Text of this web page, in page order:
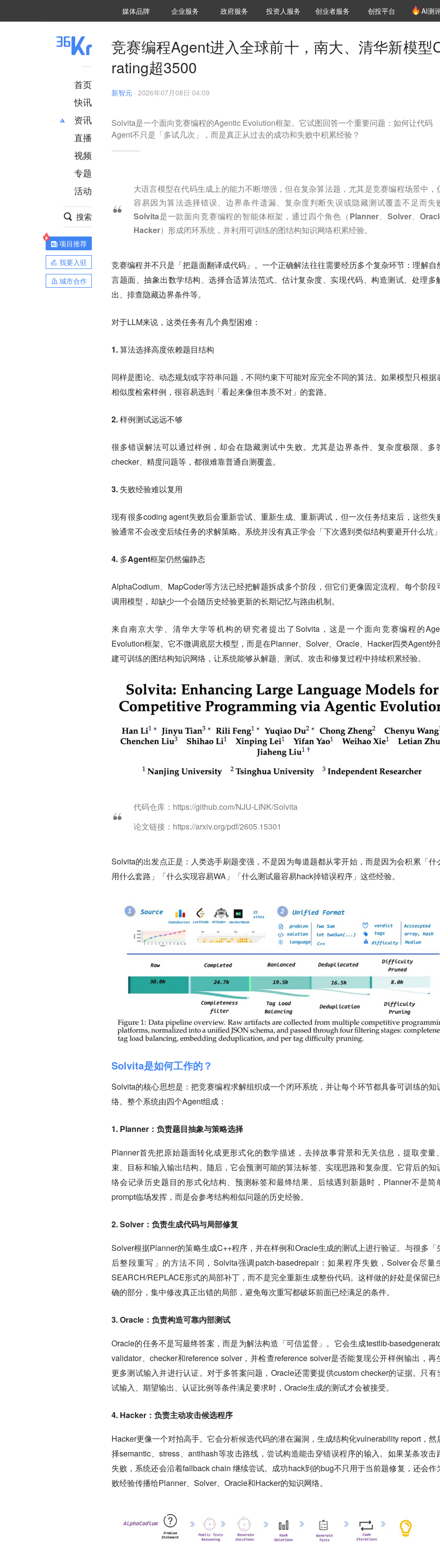
媒体品牌 36Kr研究院
企业服务 城市之窗
政府服务 VClub投资机构库
投资机构职位推介
投资人服务 创投氪堂
创业者服务 创投平台 AI测
首页
快讯
资讯
推荐
财经
项目推荐
安徽
直播
视频
专题
活动
搜索
项目推荐
我要入驻
城市合作
竞赛编程Agent进入全球前十，南大、清华新模型
rating超3500
新智元 · 2026年07月08日 04:09
Solvita是一个面向竞赛编程的Agentic Evolution框架。它试图回答一个重要问题：如何让代码
Agent不只是「多试几次」，而是真正从过去的成功和失败中积累经验？
大语言模型在代码生成上的能力不断增强，但在复杂算法题，尤其是竞赛编程场景中，
容易因为算法选择错误、边界条件遗漏、复杂度判断失误或隐藏测试覆盖不足而失
Solvita是一款面向竞赛编程的智能体框架，通过四个角色（Planner、Solver、
Hacker）形成闭环系统，并利用可训练的图结构知识网络积累经验。
竞赛编程并不只是「把题面翻译成代码」。一个正确解法往往需要经历多个复杂环节：理解自
言题面、抽象出数学结构、选择合适算法范式、估计复杂度、实现代码、构造测试、处理多
出、排查隐藏边界条件等。
对于LLM来说，这类任务有几个典型困难：
1. 算法选择高度依赖题目结构
同样是图论、动态规划或字符串问题，不同约束下可能对应完全不同的算法。如果模型只根据
相似度检索样例，很容易选到「看起来像但本质不对」的套路。
2. 样例测试远远不够
很多错误解法可以通过样例，却会在隐藏测试中失败。尤其是边界条件、复杂度极限、多
checker、精度问题等，都很难靠普通自测覆盖。
3. 失败经验难以复用
现有很多coding agent失败后会重新尝试、重新生成、重新调试，但一次任务结束后，这些失
验通常不会改变后续任务的求解策略。系统并没有真正学会「下次遇到类似结构要避开什么坑」
4. 多Agent框架仍然偏静态
AlphaCodium、MapCoder等方法已经把解题拆成多个阶段，但它们更像固定流程。每个阶段
调用模型，却缺少一个会随历史经验更新的长期记忆与路由机制。
来自南京大学、清华大学等机构的研究者提出了Solvita，这是一个面向竞赛编程的
Evolution框架。它不微调底层大模型，而是在Planner、Solver、Oracle、Hacker四类Agent外
建可训练的图结构知识网络，让系统能够从解题、测试、攻击和修复过程中持续积累经验。
代码仓库：https://github.com/NJU-LINK/Solvita
论文链接：https://arxiv.org/pdf/2605.15301
Solvita的出发点正是：人类选手刷题变强，不是因为每道题都从零开始，而是因为会积累「什
用什么套路」「什么实现容易WA」「什么测试最容易hack掉错误程序」这些经验。
Solvita是如何工作的？
Solvita的核心思想是：把竞赛编程求解组织成一个闭环系统，并让每个环节都具备可训练的知
络。整个系统由四个Agent组成：
1. Planner：负责题目抽象与策略选择
Planner首先把原始题面转化成更形式化的数学描述，去掉故事背景和无关信息，提取变量
束、目标和输入输出结构。随后，它会预测可能的算法标签、实现思路和复杂度。它背后的知
络会记录历史题目的形式化结构、预测标签和最终结果。后续遇到新题时，Planner不是简
prompt临场发挥，而是会参考结构相似问题的历史经验。
2. Solver：负责生成代码与局部修复
Solver根据Planner的策略生成C++程序，并在样例和Oracle生成的测试上进行验证。与很多「
后整段重写」的方法不同，Solvita强调patch-basedrepair：如果程序失败，Solver会尽量
SEARCH/REPLACE形式的局部补丁，而不是完全重新生成整份代码。这样做的好处是保留已
确的部分，集中修改真正出错的局部，避免每次重写都破坏前面已经满足的条件。
3. Oracle：负责构造可靠内部测试
Oracle的任务不是写最终答案，而是为解法构造「可信监督」。它会生成testlib-
validator、checker和reference solver，并检查reference solver是否能复现公开样例输出，再
更多测试输入并进行认证。对于多答案问题，Oracle还需要提供custom checker的证据。只有
试输入、期望输出、认证比例等条件满足要求时，Oracle生成的测试才会被接受。
4. Hacker：负责主动攻击候选程序
Hacker更像一个对拍高手。它会分析候选代码的潜在漏洞，生成结构化vulnerability report，然
择semantic、stress、antihash等攻击路线，尝试构造能击穿错误程序的输入。如果某条攻击
失败，系统还会沿着fallback chain 继续尝试。成功hack到的bug不只用于当前题修复，还会作
败经验传播给Planner、Solver、Oracle和Hacker的知识网络。